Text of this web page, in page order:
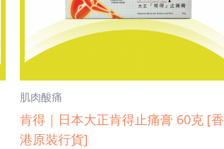
肌肉酸痛
肯得｜日本大正肯得止痛膏 60克 [香
港原裝行貨]